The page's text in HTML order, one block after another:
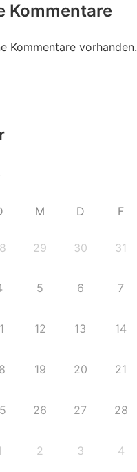
Kommentare
Kommentare vorhanden.
M D F
29 30 31
5 6 7
12 13 14
19 20 21
26 27 28
2 3 4